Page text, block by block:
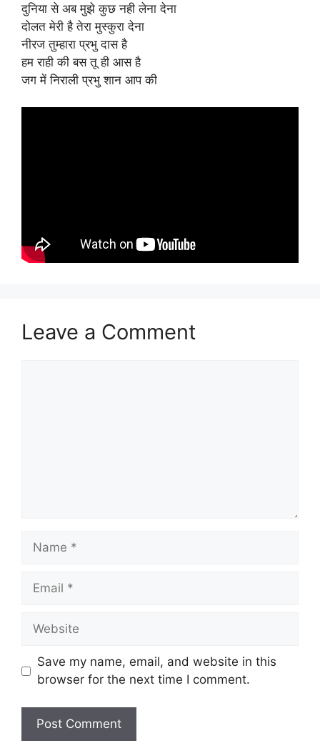
दुनिया से अब मुझे कुछ नही लेना देना
दोलत मेरी है तेरा मुस्कुरा देना
नीरज तुम्हारा प्रभु दास है
हम राही की बस तू ही आस है
जग में निराली प्रभु शान आप की
Leave a Comment
Name
Email
Website
Save my name, email, and website in this
browser for the next time I comment.